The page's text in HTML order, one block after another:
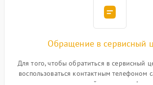
Обращение в сервисный
Для того, чтобы обратиться в сервисный
воспользоваться контактным телефоном